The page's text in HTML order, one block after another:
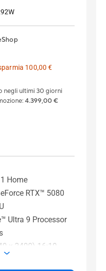
100,00 €
negli ultimi 30 giorni
: 4.399,00 €
Home
RTX™ 5080
Ultra 9 Processor
x 2400) 16:10
Nebula HDR Display